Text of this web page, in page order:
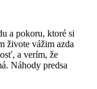
a pokoru, ktoré si
živote vážim azda
a verím, že
Náhody predsa